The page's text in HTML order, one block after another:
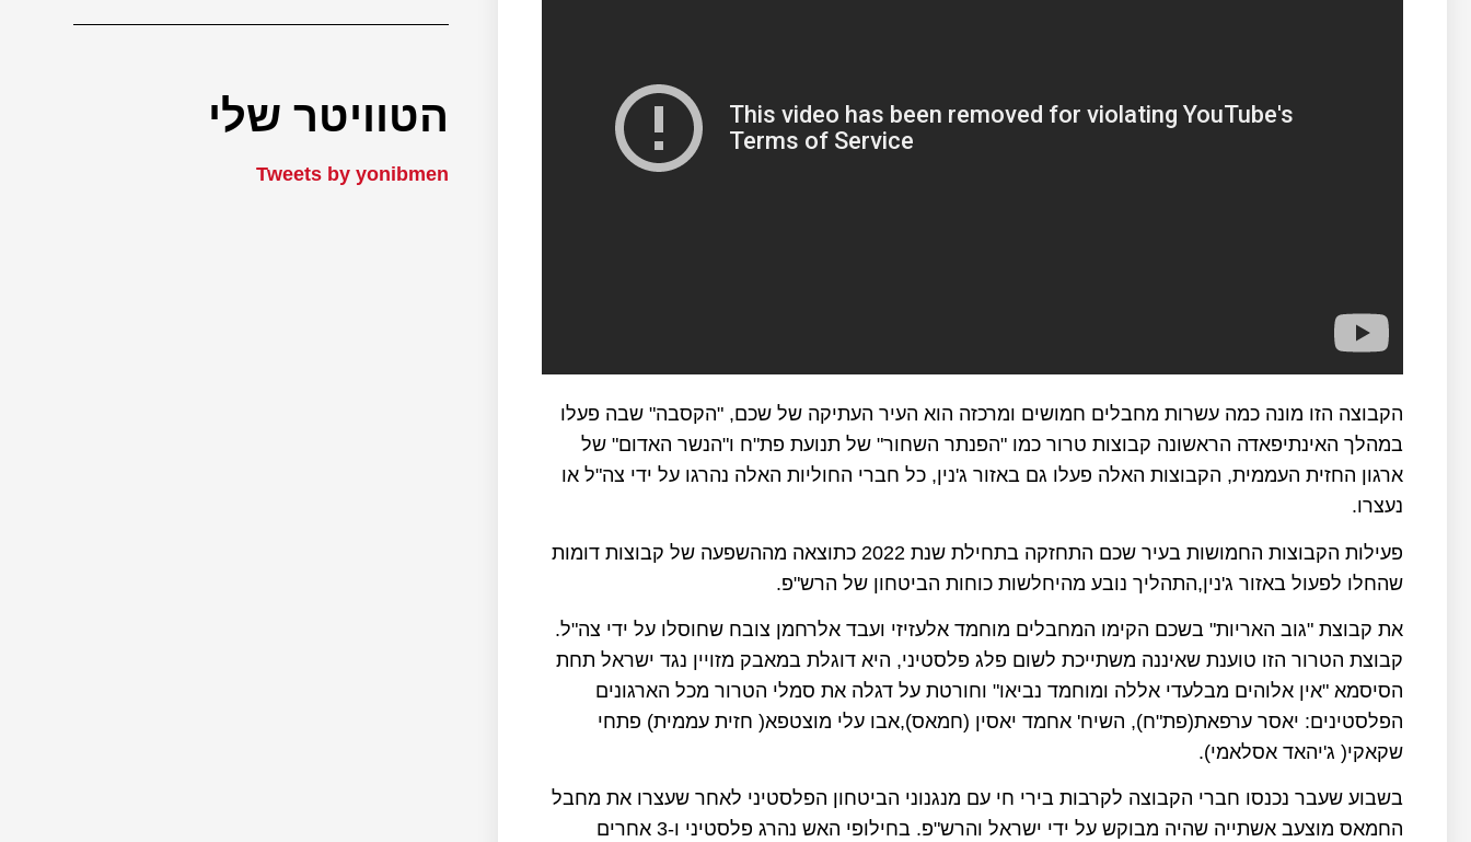
הקבוצה הזו מונה כמה עשרות מחבלים חמושים ומרכזה הוא העיר העתיקה של שכם, "הקסבה" שבה פעלו
במהלך האינתיפאדה הראשונה קבוצות טרור כמו "הפנתר השחור" של תנועת פת"ח ו"הנשר האדום" של
ארגון החזית העממית, הקבוצות האלה פעלו גם באזור ג'נין, כל חברי החוליות האלה נהרגו על ידי צה"ל או
נעצרו.
פעילות הקבוצות החמושות בעיר שכם התחזקה בתחילת שנת 2022 כתוצאה מההשפעה של קבוצות דומות
שהחלו לפעול באזור ג'נין,התהליך נובע מהיחלשות כוחות הביטחון של הרש"פ.
את קבוצת "גוב האריות" בשכם הקימו המחבלים מוחמד אלעזיזי ועבד אלרחמן צובח שחוסלו על ידי צה"ל.
קבוצת הטרור הזו טוענת שאיננה משתייכת לשום פלג פלסטיני, היא דוגלת במאבק מזויין נגד ישראל תחת
הסיסמא "אין אלוהים מבלעדי אללה ומוחמד נביאו" וחורטת על דגלה את סמלי הטרור מכל הארגונים
הפלסטינים: יאסר ערפאת(פת"ח), השיח' אחמד יאסין (חמאס),אבו עלי מוצטפא( חזית עממית) פתחי
שקאקי( ג'יהאד אסלאמי).
בשבוע שעבר נכנסו חברי הקבוצה לקרבות בירי חי עם מנגנוני הביטחון הפלסטיני לאחר שעצרו את מחבל
החמאס מוצעב אשתייה שהיה מבוקש על ידי ישראל והרש"פ. בחילופי האש נהרג פלסטיני ו-3 אחרים
הטוויטר שלי
Tweets by yonibmen